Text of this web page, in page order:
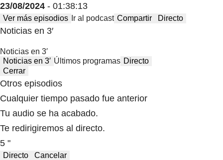
23/08/2024 - 01:38:13
Ver más episodios Ir al podcast Compartir Directo
Noticias en 3′
Noticias en 3′
Noticias en 3′ Últimos programas Directo
Cerrar
Otros episodios
Cualquier tiempo pasado fue anterior
Tu audio se ha acabado.
Te redirigiremos al directo.
5 "
Directo Cancelar